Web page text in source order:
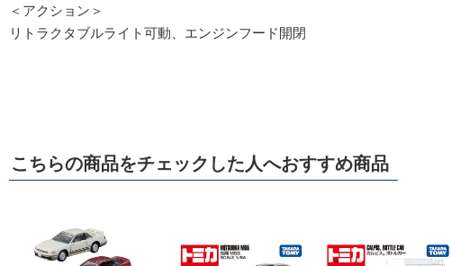
＜アクション＞
リトラクタブルライト可動、エンジンフード開閉
こちらの商品をチェックした人へおすすめ商品